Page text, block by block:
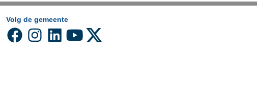
Volg de gemeente